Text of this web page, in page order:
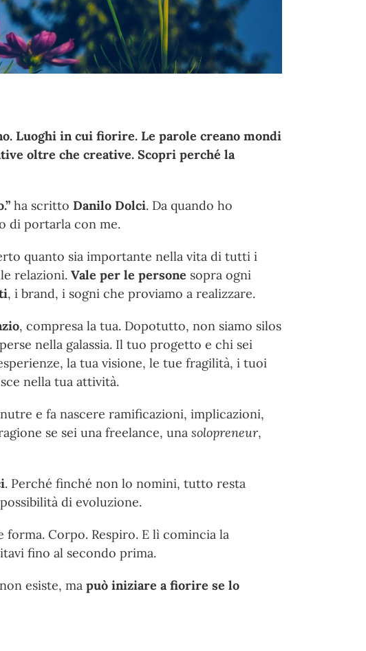
Luoghi in cui fiorire. Le parole creano mondi
oltre che creative. Scopri perché la
ha scritto Danilo Dolci. Da quando ho
di portarla con me.
quanto sia importante nella vita di tutti i
relazioni. Vale per le persone sopra ogni
, i brand, i sogni che proviamo a realizzare.
, compresa la tua. Dopotutto, non siamo silos
nella galassia. Il tuo progetto e chi sei
la tua visione, le tue fragilità, i tuoi
nella tua attività.
e fa nascere ramificazioni, implicazioni,
se sei una freelance, una solopreneur,
. Perché finché non lo nomini, tutto resta
di evoluzione.
Corpo. Respiro. E lì comincia la
fino al secondo prima.
esiste, ma può iniziare a fiorire se lo